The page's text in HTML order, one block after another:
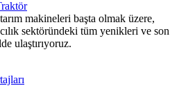
makineleri başta olmak üzere,
sektöründeki tüm yenikleri ve son
ulaştırıyoruz.